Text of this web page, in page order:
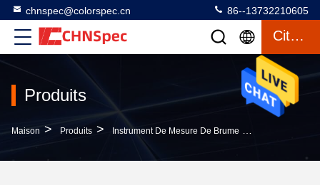
chnspec@colorspec.cn 86--13732210605
Citation
Produits
Maison > Produits > Instrument De Mesure De Brume >